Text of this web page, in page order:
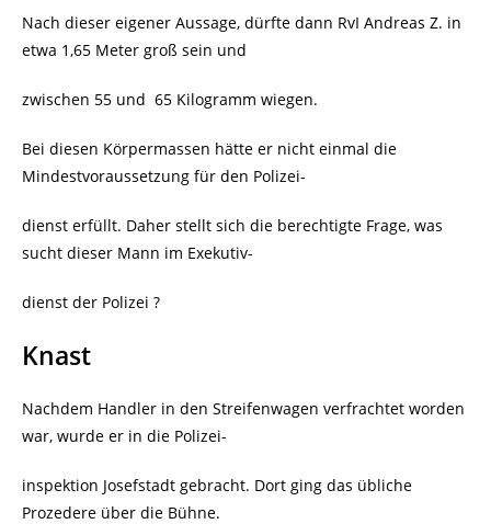
Nach dieser eigener Aussage, dürfte dann RvI Andreas Z. in
etwa 1,65 Meter groß sein und
zwischen 55 und 65 Kilogramm wiegen.
Bei diesen Körpermassen hätte er nicht einmal die
Mindestvoraussetzung für den Polizei-
dienst erfüllt. Daher stellt sich die berechtigte Frage, was
sucht dieser Mann im Exekutiv-
dienst der Polizei ?
Knast
Nachdem Handler in den Streifenwagen verfrachtet worden
war, wurde er in die Polizei-
inspektion Josefstadt gebracht. Dort ging das übliche
Prozedere über die Bühne.